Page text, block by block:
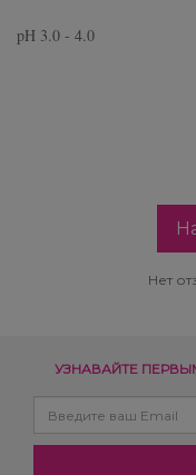
pH 3.0 - 4.0
Нет
УЗНАВАЙТЕ